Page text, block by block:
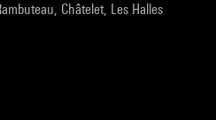
Châtelet, Les Halles